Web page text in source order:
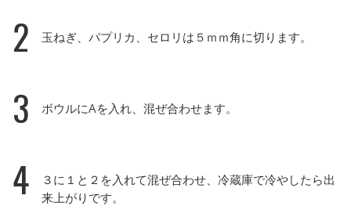
2 玉ねぎ、パプリカ、セロリは５ｍｍ角に切ります。
3 ボウルにAを入れ、混ぜ合わせます。
4
３に１と２を入れて混ぜ合わせ、冷蔵庫で冷やしたら出
来上がりです。